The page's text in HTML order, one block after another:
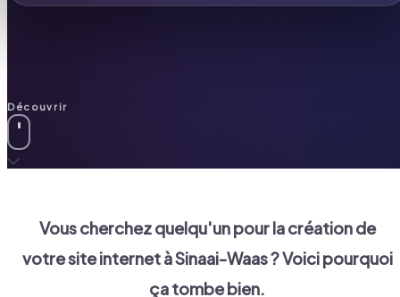
Découvrir
Vous cherchez quelqu'un pour la création de
votre site internet àSinaai-Waas? Voici pourquoi
ça tombe bien.